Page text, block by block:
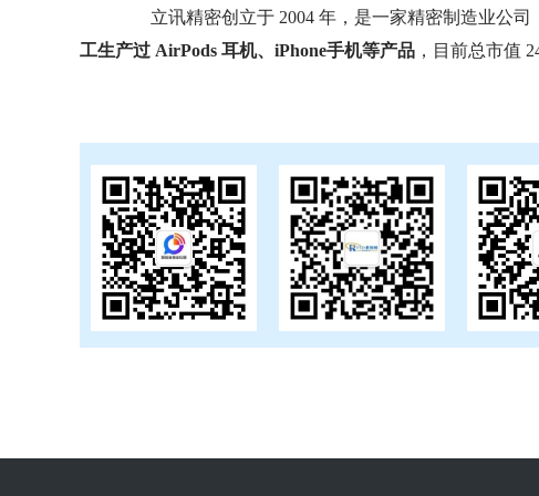
立讯精密创立于 2004 年，是一家精密制造业公司
工生产过 AirPods 耳机、iPhone手机等产品 ，目前总市值